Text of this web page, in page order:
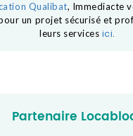
Qualibat, Immediacte
un projet sécurisé et
leurs services ici.
Partenaire